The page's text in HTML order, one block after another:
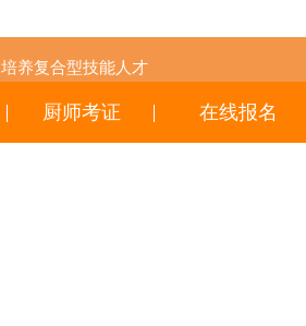
培养复合型技能人才
厨师考证 在线报名